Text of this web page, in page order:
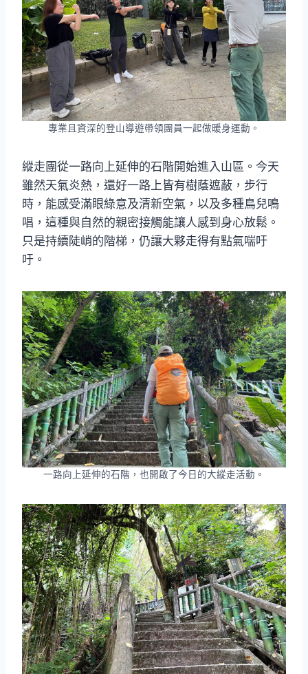
專業且資深的登山導遊帶領團員一起做暖身運動。
縱走團從一路向上延伸的石階開始進入山區。今天
雖然天氣炎熱，還好一路上皆有樹蔭遮蔽，步行
時，能感受滿眼綠意及清新空氣，以及多種鳥兒鳴
唱，這種與自然的親密接觸能讓人感到身心放鬆。
只是持續陡峭的階梯，仍讓大夥走得有點氣喘吁
吁。
一路向上延伸的石階，也開啟了今日的大縱走活動。